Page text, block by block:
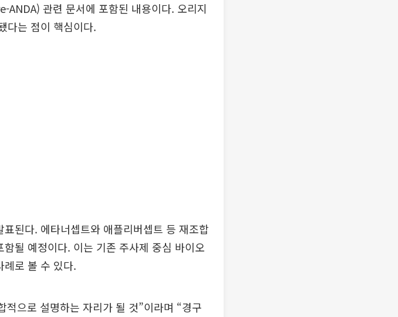
관련 문서에 포함된 내용이다. 오리지
다는 점이 핵심이다.
된다. 에타너셉트와 애플리버셉트 등 재조합
될 예정이다. 이는 기존 주사제 중심 바이오
례로 볼 수 있다.
으로 설명하는 자리가 될 것”이라며 “경구